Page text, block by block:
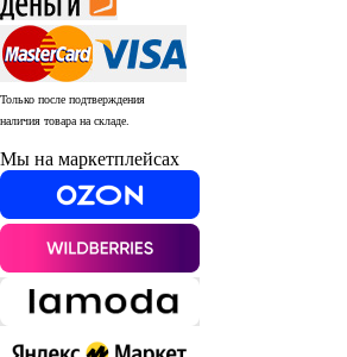
Только после подтверждения
наличия товара на складе.
Мы на маркетплейсах